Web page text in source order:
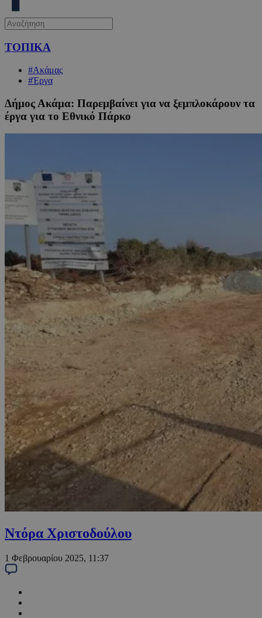
ΤΟΠΙΚΑ
#Ακάμας
#Έργα
Δήμος Ακάμα: Παρεμβαίνει για να ξεμπλοκάρουν τα
έργα για το Εθνικό Πάρκο
Ντόρα Χριστοδούλου
1 Φεβρουαρίου 2025, 11:37